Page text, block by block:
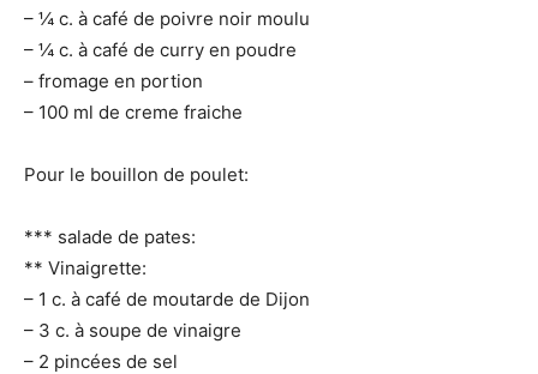
– ¼ c. à café de poivre noir moulu
– ¼ c. à café de curry en poudre
– fromage en portion
– 100 ml de creme fraiche
Pour le bouillon de poulet:
*** salade de pates:
** Vinaigrette:
– 1 c. à café de moutarde de Dijon
– 3 c. à soupe de vinaigre
– 2 pincées de sel